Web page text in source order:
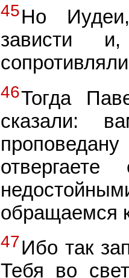
45Но
зависти
46Тогда
сказали:
обращаемся
47Ибо так
Тебя во